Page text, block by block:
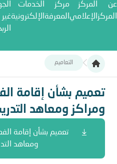
عن
المركز
المركز
الإعلامي
مركز
المعرفة
الخدمات
الإلكترونيةغير
التعاميم
تعميم بشأن إقامة الفعاليات
تعميم بشأن إقامة
ومراكز ومعاهد
تعميم بشأن إقامة
ومعاهد